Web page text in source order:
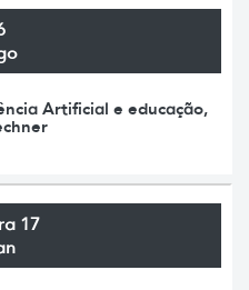
Artificial e educação,
17